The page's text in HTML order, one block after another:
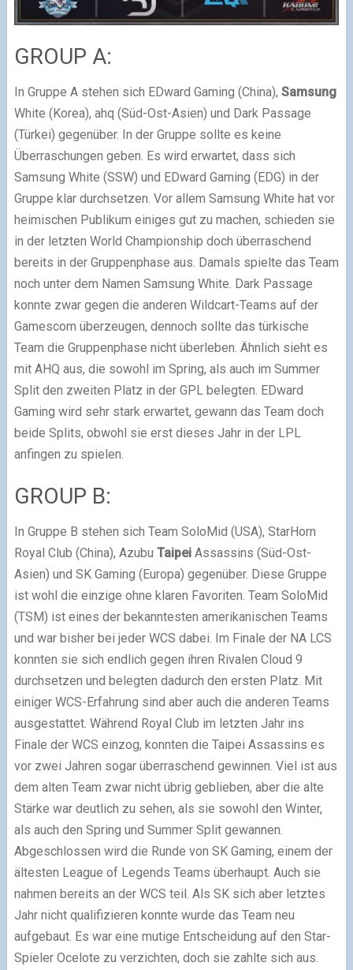
GROUP A:
In Gruppe A stehen sich EDward Gaming (China), Samsung
White (Korea), ahq (Süd-Ost-Asien) und Dark Passage
(Türkei) gegenüber. In der Gruppe sollte es keine
Überraschungen geben. Es wird erwartet, dass sich
Samsung White (SSW) und EDward Gaming (EDG) in der
Gruppe klar durchsetzen. Vor allem Samsung White hat vor
heimischen Publikum einiges gut zu machen, schieden sie
in der letzten World Championship doch überraschend
bereits in der Gruppenphase aus. Damals spielte das Team
noch unter dem Namen Samsung White. Dark Passage
konnte zwar gegen die anderen Wildcart-Teams auf der
Gamescom überzeugen, dennoch sollte das türkische
Team die Gruppenphase nicht überleben. Ähnlich sieht es
mit AHQ aus, die sowohl im Spring, als auch im Summer
Split den zweiten Platz in der GPL belegten. EDward
Gaming wird sehr stark erwartet, gewann das Team doch
beide Splits, obwohl sie erst dieses Jahr in der LPL
anfingen zu spielen.
GROUP B:
In Gruppe B stehen sich Team SoloMid (USA), StarHorn
Royal Club (China), Azubu TaipeiAssassins (Süd-Ost-
Asien) und SK Gaming (Europa) gegenüber. Diese Gruppe
ist wohl die einzige ohne klaren Favoriten. Team SoloMid
(TSM) ist eines der bekanntesten amerikanischen Teams
und war bisher bei jeder WCS dabei. Im Finale der NA LCS
konnten sie sich endlich gegen ihren Rivalen Cloud 9
durchsetzen und belegten dadurch den ersten Platz. Mit
einiger WCS-Erfahrung sind aber auch die anderen Teams
ausgestattet. Während Royal Club im letzten Jahr ins
Finale der WCS einzog, konnten die Taipei Assassins es
vor zwei Jahren sogar überraschend gewinnen. Viel ist aus
dem alten Team zwar nicht übrig geblieben, aber die alte
Stärke war deutlich zu sehen, als sie sowohl den Winter,
als auch den Spring und Summer Split gewannen.
Abgeschlossen wird die Runde von SK Gaming, einem der
ältesten League of Legends Teams überhaupt. Auch sie
nahmen bereits an der WCS teil. Als SK sich aber letztes
Jahr nicht qualifizieren konnte wurde das Team neu
aufgebaut. Es war eine mutige Entscheidung auf den Star-
Spieler Ocelote zu verzichten, doch sie zahlte sich aus.